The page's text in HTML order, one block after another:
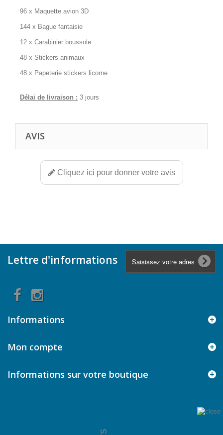
96 x Maquette avion 3D
144 x Bague fantaisie
12 x Carabinier boussole
48 x Stickers animaux
48 x Papeterie stickers licorne
Délai de livraison : 3 jours
AVIS
Cliquez ici pour donner votre avis
Lettre d'informations
Informations
Mon compte
Informations sur votre boutique